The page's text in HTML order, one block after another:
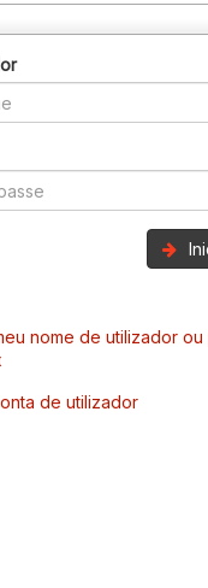
nome de utilizador ou
de utilizador